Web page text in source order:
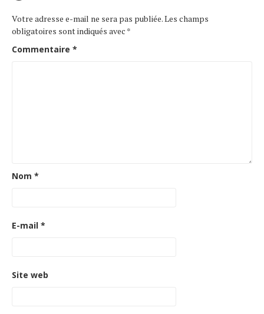
Votre adresse e-mail ne sera pas publiée.Les champs
obligatoires sont indiqués avec *
Commentaire *
Nom *
E-mail *
Site web